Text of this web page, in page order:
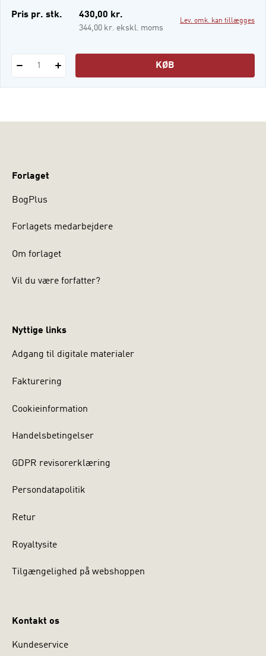
Ambitionen er, at serien i både sprog og
opbygning
i-bog
Pris pr. stk. 430,00 kr.
344,00 kr. ekskl. moms
Lev. omk. kan tillægges
1 KØB
Forlaget
BogPlus
Forlagets medarbejdere
Om forlaget
Vil du være forfatter?
Nyttige links
Adgang til digitale materialer
Fakturering
Cookieinformation
Handelsbetingelser
GDPR revisorerklæring
Persondatapolitik
Retur
Royaltysite
Tilgængelighed på webshoppen
Kontakt os
Kundeservice